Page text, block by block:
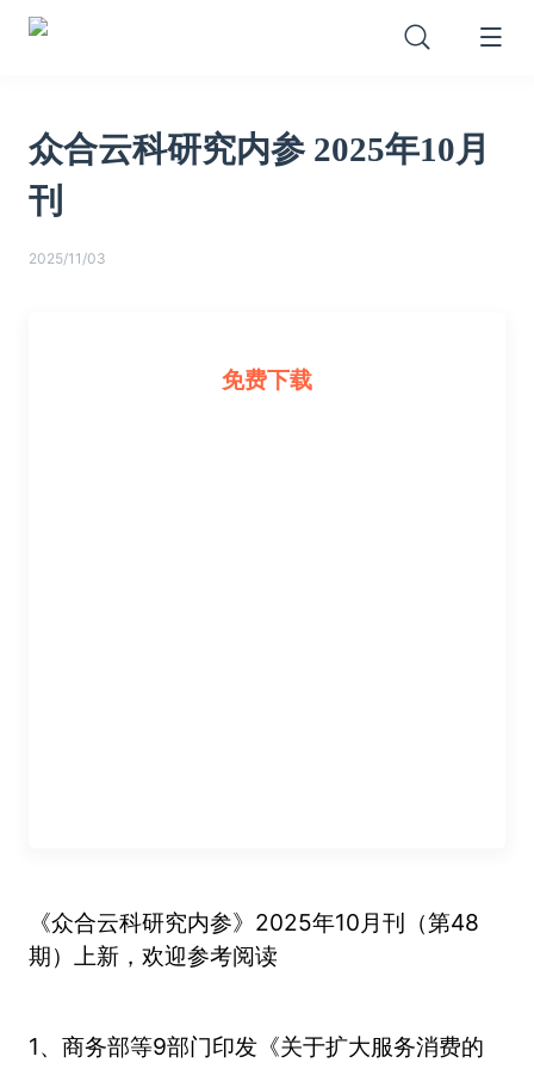
众合云科研究内参 2025年10月
刊
2025/11/03
免费下载
《众合云科研究内参》2025年10月刊（第48
期）上新，欢迎参考阅读
1、商务部等9部门印发《关于扩大服务消费的